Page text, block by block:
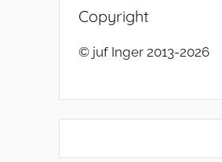
Copyright
© juf Inger 2013-2026